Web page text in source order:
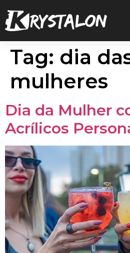
Tag: dia
mulheres
Dia da Mulher
Acrílicos